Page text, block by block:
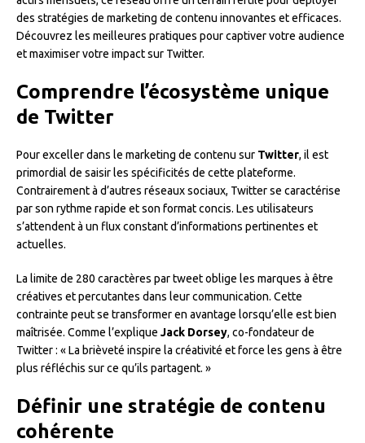
des stratégies de marketing de contenu innovantes et efficaces.
Découvrez les meilleures pratiques pour captiver votre audience
et maximiser votre impact sur Twitter.
Comprendre l’écosystème unique
de Twitter
Pour exceller dans le marketing de contenu sur Twitter, il est
primordial de saisir les spécificités de cette plateforme.
Contrairement à d’autres réseaux sociaux, Twitter se caractérise
par son rythme rapide et son format concis. Les utilisateurs
s’attendent à un flux constant d’informations pertinentes et
actuelles.
La limite de 280 caractères par tweet oblige les marques à être
créatives et percutantes dans leur communication. Cette
contrainte peut se transformer en avantage lorsqu’elle est bien
maîtrisée. Comme l’explique Jack Dorsey, co-fondateur de
Twitter : « La brièveté inspire la créativité et force les gens à être
plus réfléchis sur ce qu’ils partagent. »
Définir une stratégie de contenu
cohérente